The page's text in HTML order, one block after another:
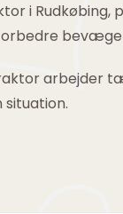
i Rudkøbing,
arbejder
situation.